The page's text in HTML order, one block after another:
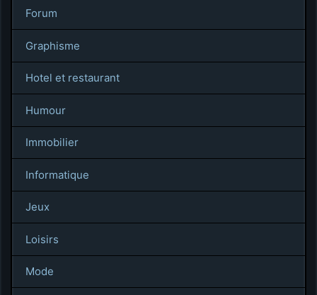
Forum
Graphisme
Hotel et restaurant
Humour
Immobilier
Informatique
Jeux
Loisirs
Mode